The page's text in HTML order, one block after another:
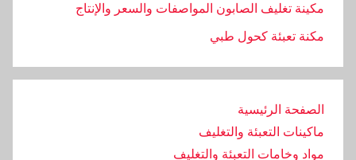
مكينة تغليف الصابون المواصفات والسعر والإنتاج
مكنة تعبئة كحول طبي
الصفحة الرئيسية
ماكينات التعبئة والتغليف
مواد وخامات التعبئة والتغليف